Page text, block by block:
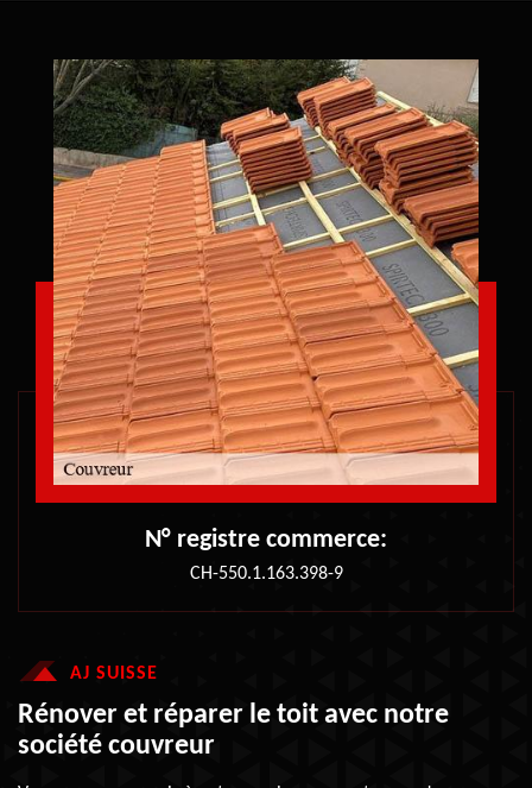
N° registre commerce:
CH-550.1.163.398-9
AJ SUISSE
Rénover et réparer le toit avec notre
société couvreur